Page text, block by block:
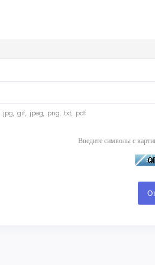
.jpg, .gif, .jpeg, .png, .txt, .pdf
Введите символы с